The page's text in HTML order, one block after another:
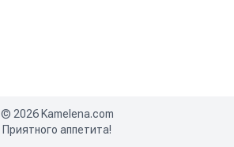
© 2026 Kamelena.com
Приятного аппетита!